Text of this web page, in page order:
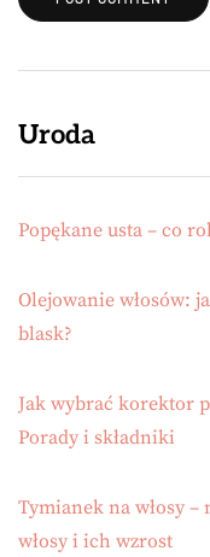
Uroda
Popękane usta – co
Olejowanie włosów:
blask?
Jak wybrać korektor
Porady i składniki
Tymianek na włosy
włosy i ich wzrost